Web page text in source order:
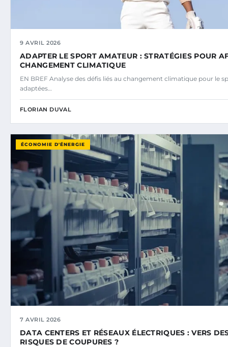
9 AVRIL 2026
ADAPTER LE SPORT AMATEUR : STRATÉGIES POUR
CHANGEMENT CLIMATIQUE
EN BREF Analyse des défis liés au changement climatique pour le
adaptées…
FLORIAN DUVAL
ÉCONOMIE D'ÉNERGIE
7 AVRIL 2026
DATA CENTERS ET RÉSEAUX ÉLECTRIQUES : VERS
RISQUES DE COUPURES ?